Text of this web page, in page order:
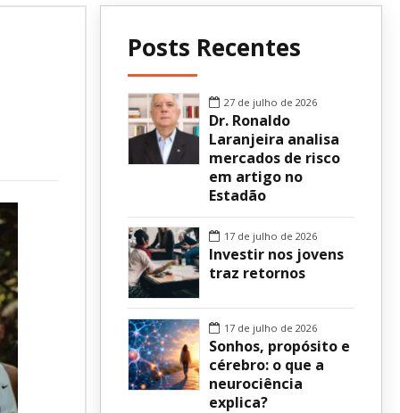
Independência Jovem – FOLIA
Revista UNIAD
Posts Recentes
27 de julho de 2026
Dr. Ronaldo
Laranjeira analisa
mercados de risco
em artigo no
Estadão
17 de julho de 2026
Investir nos jovens
traz retornos
17 de julho de 2026
Sonhos, propósito e
cérebro: o que a
neurociência
explica?